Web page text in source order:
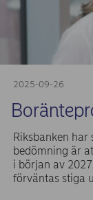
2025-09-26
Riksbanken
bedömning är
i början av
förväntas stiga